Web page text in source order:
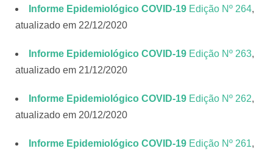
Informe Epidemiológico COVID-19 Edição Nº 264,
atualizado em 22/12/2020
Informe Epidemiológico COVID-19 Edição Nº 263,
atualizado em 21/12/2020
Informe Epidemiológico COVID-19 Edição Nº 262,
atualizado em 20/12/2020
Informe Epidemiológico COVID-19 Edição Nº 261,